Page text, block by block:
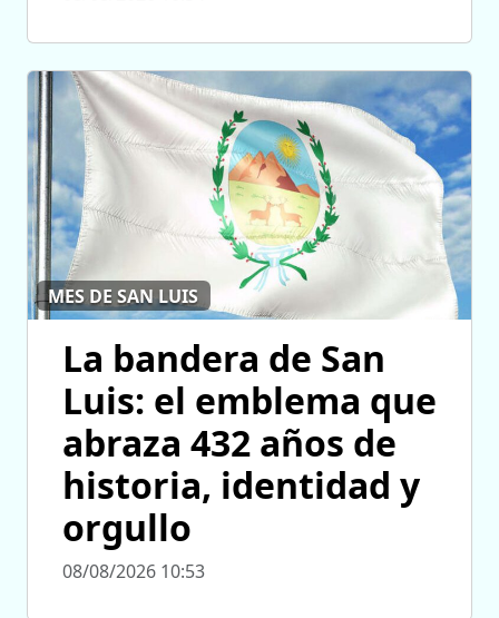
MES DE SAN LUIS
La bandera de San
Luis: el emblema que
abraza 432 años de
historia, identidad y
orgullo
08/08/2026 10:53